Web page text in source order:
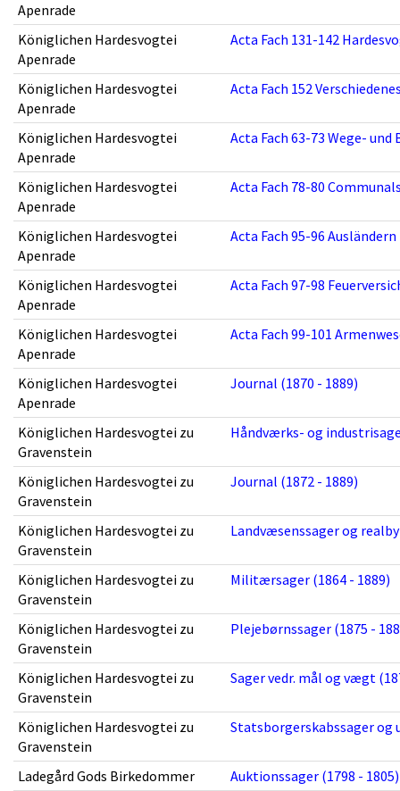
Apenrade
Königlichen Hardesvogtei
Apenrade
Acta Fach 131-142
Königlichen Hardesvogtei
Apenrade
Acta Fach 152
Königlichen Hardesvogtei
Apenrade
Acta Fach 63-73 Wege- und
Königlichen Hardesvogtei
Apenrade
Acta Fach 78-80
Königlichen Hardesvogtei
Apenrade
Acta Fach 95-96 Ausländern
Königlichen Hardesvogtei
Apenrade
Acta Fach 97-98
Königlichen Hardesvogtei
Apenrade
Acta Fach 99-101
Königlichen Hardesvogtei
Apenrade
Journal (1870 - 1889)
Königlichen Hardesvogtei zu
Gravenstein
Håndværks- og
Königlichen Hardesvogtei zu
Gravenstein
Journal (1872 - 1889)
Königlichen Hardesvogtei zu
Gravenstein
Landvæsenssager og
Königlichen Hardesvogtei zu
Gravenstein
Militærsager (1864 - 1889)
Königlichen Hardesvogtei zu
Gravenstein
Plejebørnssager (1875 -
Königlichen Hardesvogtei zu
Gravenstein
Sager vedr. mål og vægt
Königlichen Hardesvogtei zu
Gravenstein
Statsborgerskabssager og
Ladegård Gods Birkedommer
Auktionssager (1798 - 1805)